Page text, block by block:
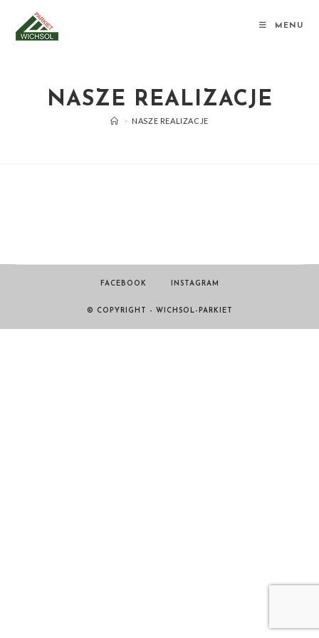
MENU
NASZE REALIZACJE
> NASZE REALIZACJE
FACEBOOK INSTAGRAM
© COPYRIGHT - WICHSOL-PARKIET